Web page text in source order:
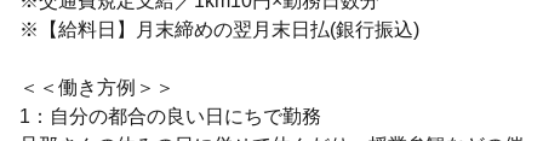
※【給料日】月末締めの翌月末日払(銀行振込)
＜＜働き方例＞＞
1：自分の都合の良い日にちで勤務